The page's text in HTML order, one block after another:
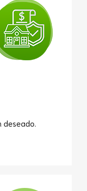
deseado.